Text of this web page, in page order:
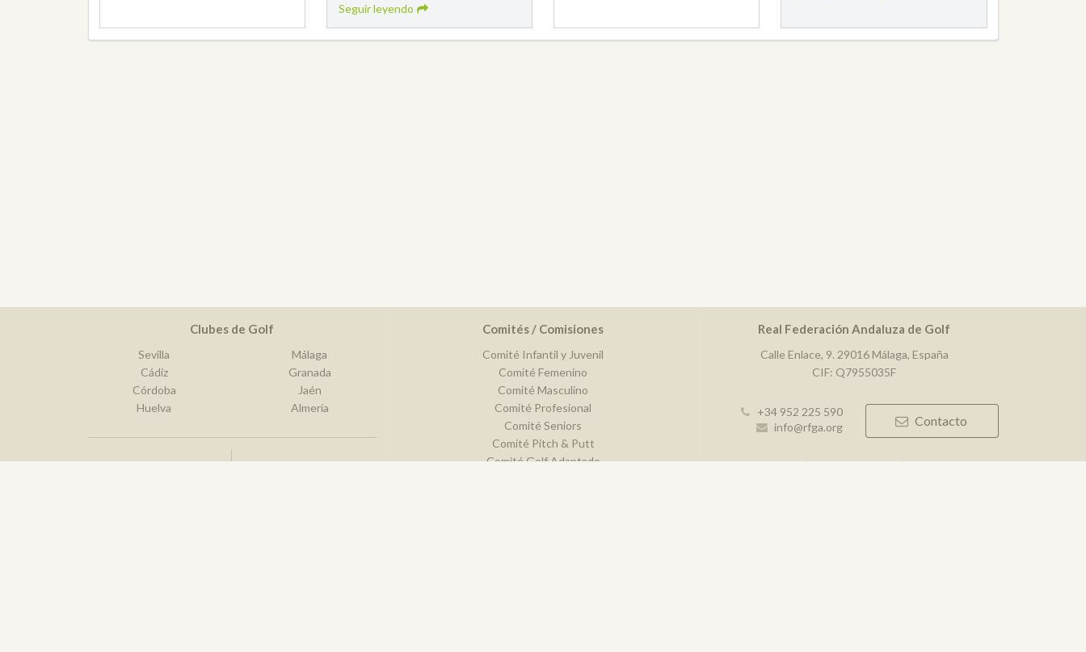
Seguir leyendo
Clubes de Golf
Sevilla
Cádiz
Córdoba
Huelva
Málaga
Granada
Jaén
Almería
Comités / Comisiones
Comité Infantil y Juvenil
Comité Femenino
Comité Masculino
Comité Profesional
Comité Seniors
Comité Pitch & Putt
Comité Golf Adaptado
Real Federación Andaluza de Golf
Calle Enlace, 9. 29016 Málaga, España
CIF: Q7955035F
+34 952 225 590
info@rfga.org
Contacto